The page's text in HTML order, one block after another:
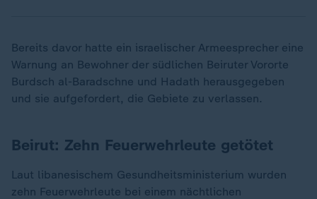
Bereits davor hatte ein israelischer Armeesprecher eine
Warnung an Bewohner der südlichen Beiruter Vororte
Burdsch al-Baradschne und Hadath herausgegeben
und sie aufgefordert, die Gebiete zu verlassen.
Beirut: Zehn Feuerwehrleute getötet
Laut libanesischem Gesundheitsministerium wurden
zehn Feuerwehrleute bei einem nächtlichen